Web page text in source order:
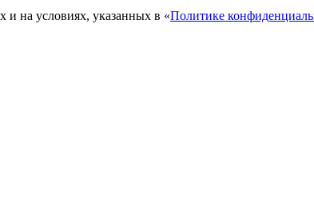
и на условиях, указанных в «Политике